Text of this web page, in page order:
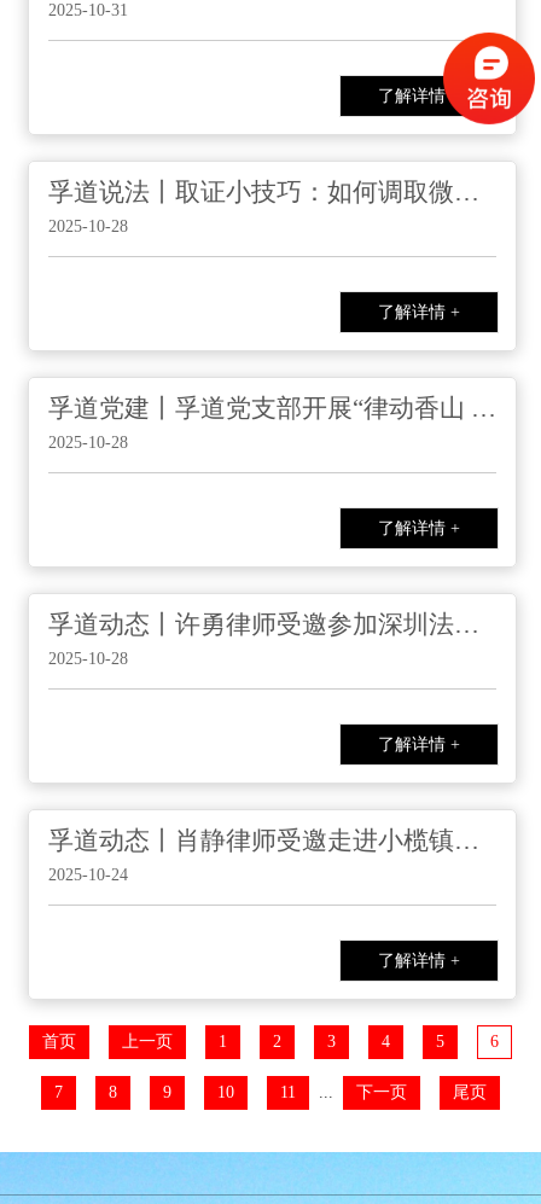
2025-10-31
了解详情 +
孚道说法丨取证小技巧：如何调取微信转账记录？
2025-10-28
了解详情 +
孚道党建丨孚道党支部开展“律动香山 法护万企”系列活动之“劳动争议司法解释（二）”实务讲座
2025-10-28
了解详情 +
孚道动态丨许勇律师受邀参加深圳法律服务博览会（2025）
2025-10-28
了解详情 +
孚道动态丨肖静律师受邀走进小榄镇九洲基小学开展“防欺凌与家庭教育”主题普法讲座
2025-10-24
了解详情 +
首页 上一页 1 2 3 4 5 6
7 8 9 10 11 ... 下一页 尾页